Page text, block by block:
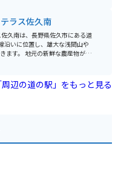
道の駅
れているので安心です。周辺に
妻渓谷や、温泉地として知られ
ポットも点在しています。道の
楽しむのも良いでしょう。 道
ラス佐久南
久南は、長野県佐久市にある道
沿いに位置し、雄大な浅間山や
農産物が豊
原野菜は人気です。採れたての
です。 また、併設され
、地元の食材をふんだんに使った
ス佐久南は、雄大な自然を感じ
ものを楽しめるスポットです。
周辺の道の駅」をもっと見る